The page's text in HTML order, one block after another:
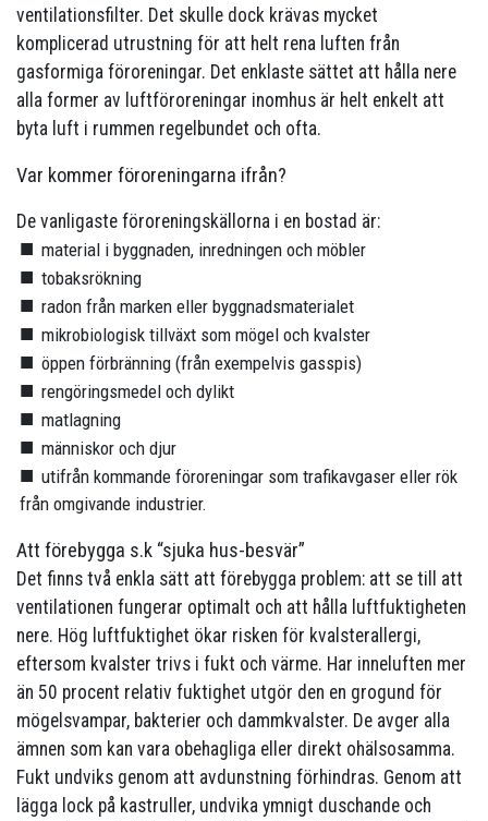
ventilationsfilter. Det skulle dock krävas mycket
komplicerad utrustning för att helt rena luften från
gasformiga föroreningar. Det enklaste sättet att hålla nere
alla former av luftföroreningar inomhus är helt enkelt att
byta luft i rummen regelbundet och ofta.
Var kommer föroreningarna ifrån?
De vanligaste föroreningskällorna i en bostad är:
material i byggnaden, inredningen och möbler
tobaksrökning
radon från marken eller byggnadsmaterialet
mikrobiologisk tillväxt som mögel och kvalster
öppen förbränning (från exempelvis gasspis)
rengöringsmedel och dylikt
matlagning
människor och djur
utifrån kommande föroreningar som trafikavgaser eller rök
från omgivande industrier.
Att förebygga s.k “sjuka hus-besvär”
Det finns två enkla sätt att förebygga problem: att se till att
ventilationen fungerar optimalt och att hålla luftfuktigheten
nere. Hög luftfuktighet ökar risken för kvalsterallergi,
eftersom kvalster trivs i fukt och värme. Har inneluften mer
än 50 procent relativ fuktighet utgör den en grogund för
mögelsvampar, bakterier och dammkvalster. De avger alla
ämnen som kan vara obehagliga eller direkt ohälsosamma.
Fukt undviks genom att avdunstning förhindras. Genom att
lägga lock på kastruller, undvika ymnigt duschande och